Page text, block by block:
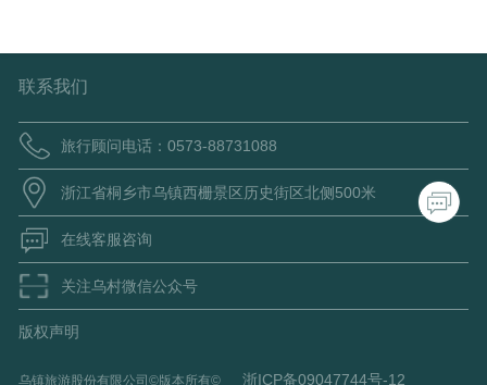
联系我们
旅行顾问电话：0573-88731088
浙江省桐乡市乌镇西栅景区历史街区北侧500米
在线客服咨询
关注乌村微信公众号
版权声明
乌镇旅游股份有限公司©版本所有© 浙ICP备09047744号-12